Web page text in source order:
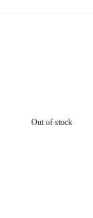
Out of stock